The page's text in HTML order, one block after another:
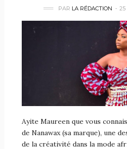
PAR LA RÉDACTION 25
Ayite Maureen que vous
de Nanawax (sa marque), une
de la créativité dans la mode